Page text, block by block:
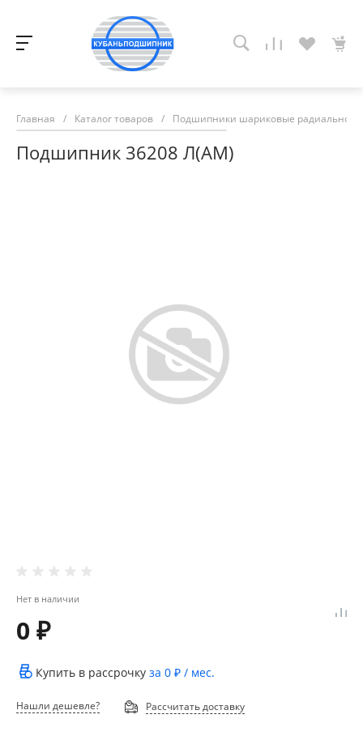
Главная / Каталог товаров / Подшипники шариковые радиально-
Подшипник 36208 Л(АМ)
Нет в наличии
0 ₽
Купить в рассрочку за 0 ₽ / мес.
Нашли дешевле? Рассчитать доставку